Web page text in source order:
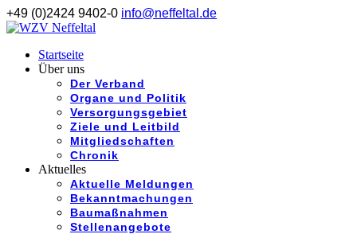
+49 (0)2424 9402-0 info@neffeltal.de
Startseite
Über uns
Der Verband
Organe und Politik
Versorgungsgebiet
Ziele und Leitbild
Mitgliedschaften
Chronik
Aktuelles
Aktuelle Meldungen
Bekanntmachungen
Baumaßnahmen
Stellenangebote